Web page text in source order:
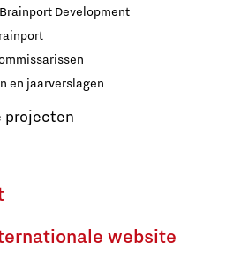
Brainport Development
en jaarverslagen
projecten
website